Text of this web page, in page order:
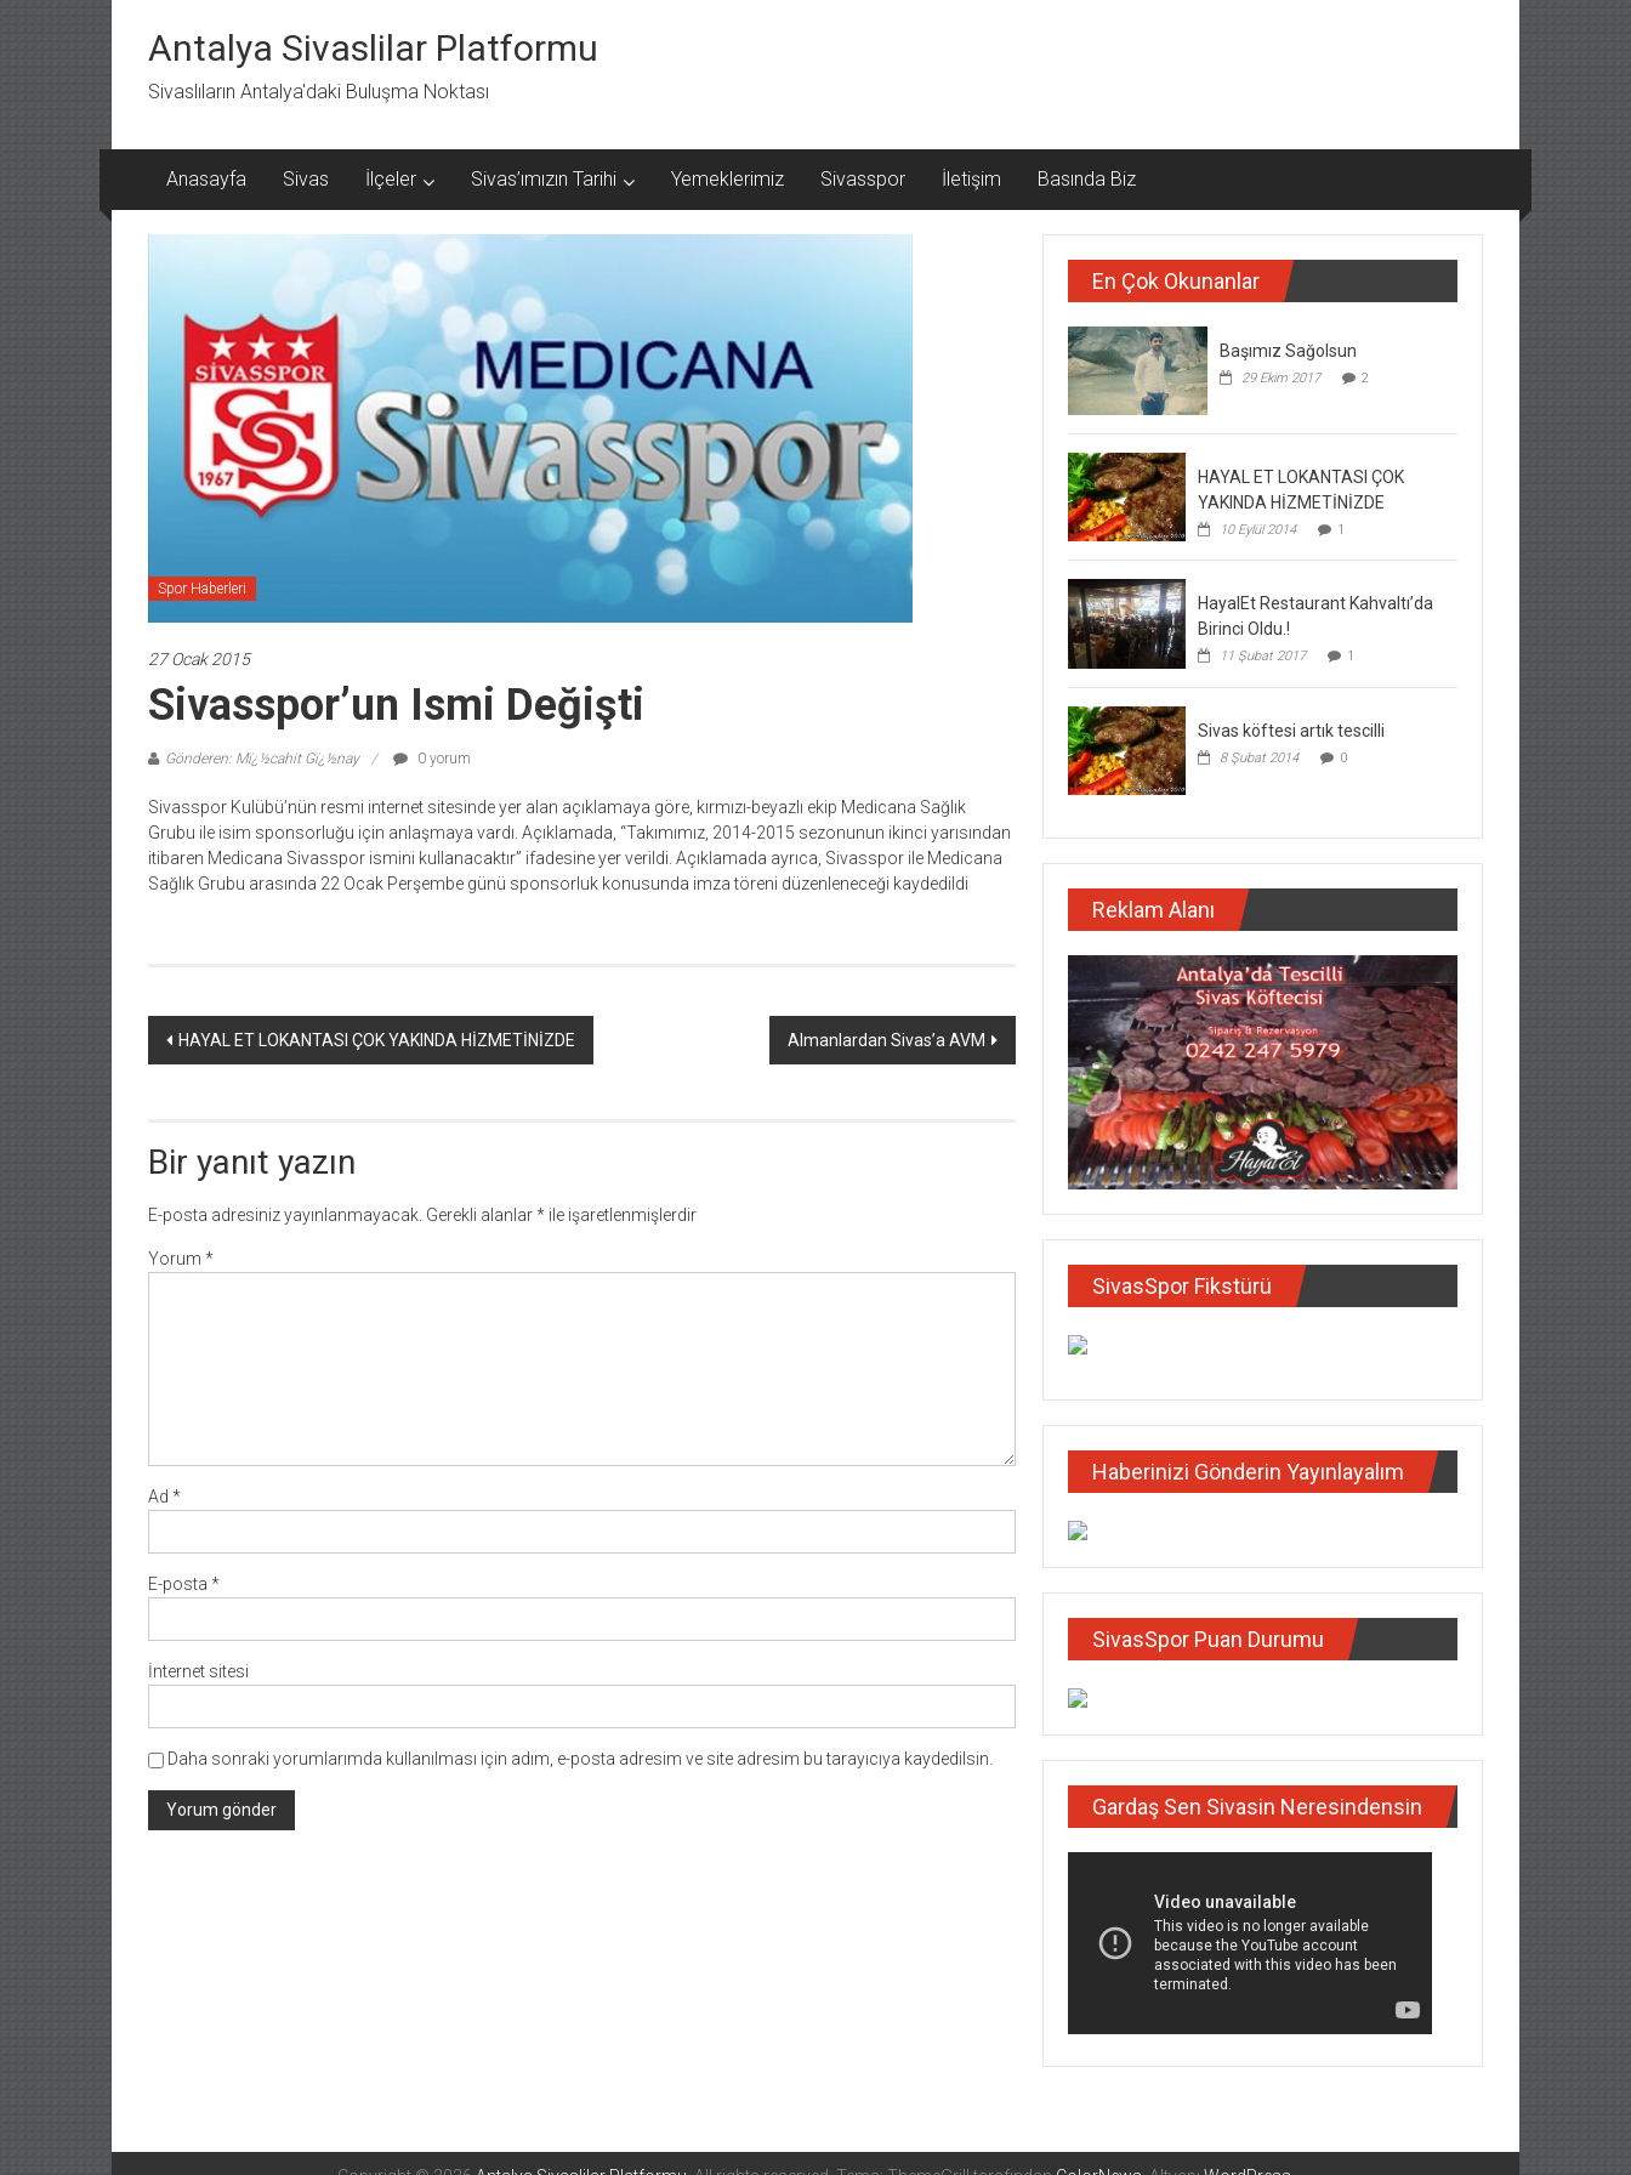
Antalya Sivaslilar Platformu
Sivaslıların Antalya'daki Buluşma Noktası
Anasayfa Sivas İlçeler Sivas’ımızın Tarihi Yemeklerimiz Sivasspor İletişim Basında Biz
Spor Haberleri
27 Ocak 2015
Sivasspor’un Ismi Değişti
Gönderen: Mï¿½cahit Gï¿½nay 0 yorum
Sivasspor Kulübü’nün resmi internet sitesinde yer alan açıklamaya göre, kırmızı-beyazlı ekip Medicana Sağlık
Grubu ile isim sponsorluğu için anlaşmaya vardı. Açıklamada, “Takımımız, 2014-2015 sezonunun ikinci yarısından
itibaren Medicana Sivasspor ismini kullanacaktır” ifadesine yer verildi. Açıklamada ayrıca, Sivasspor ile Medicana
Sağlık Grubu arasında 22 Ocak Perşembe günü sponsorluk konusunda imza töreni düzenleneceği kaydedildi
Yazı
HAYAL ET LOKANTASI ÇOK YAKINDA HİZMETİNİZDE Almanlardan Sivas’a AVM
Bir yanıt yazın
E-posta adresiniz yayınlanmayacak. Gerekli alanlar* ile işaretlenmişlerdir
Yorum *
Ad *
E-posta *
İnternet sitesi
Daha sonraki yorumlarımda kullanılması için adım, e-posta adresim ve site adresim bu tarayıcıya kaydedilsin.
En Çok Okunanlar
Başımız Sağolsun
29 Ekim 2017 2
HAYAL ET LOKANTASI ÇOK
YAKINDA HİZMETİNİZDE
10 Eylül 2014 1
HayalEt Restaurant Kahvaltı’da
Birinci Oldu.!
11 Şubat 2017 1
Sivas köftesi artık tescilli
8 Şubat 2014 0
Reklam Alanı
SivasSpor Fikstürü
Haberinizi Gönderin Yayınlayalım
SivasSpor Puan Durumu
Gardaş Sen Sivasin Neresindensin